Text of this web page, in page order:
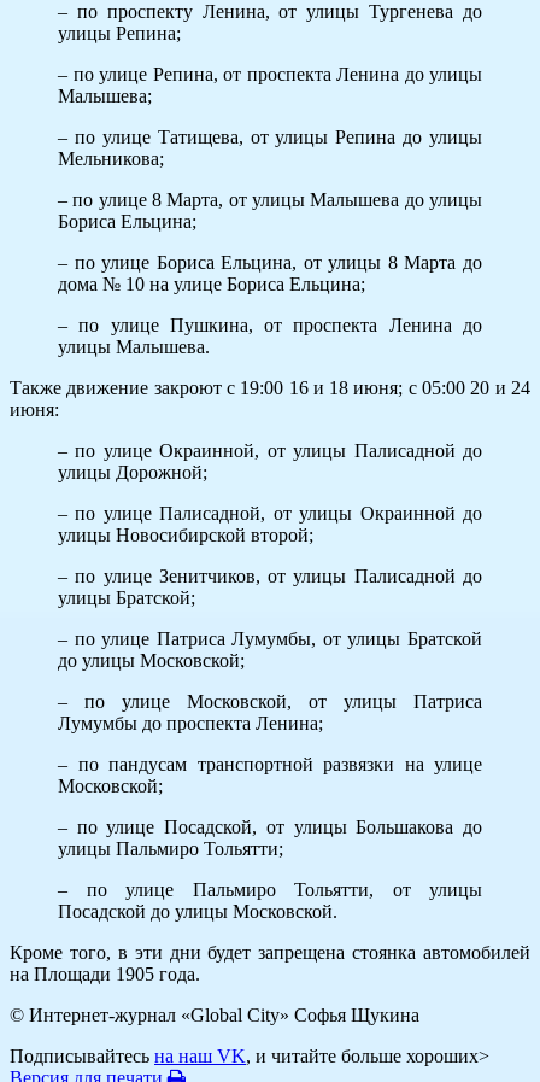
– по проспекту Ленина, от улицы Тургенева до
улицы Репина;
– по улице Репина, от проспекта Ленина до улицы
Малышева;
– по улице Татищева, от улицы Репина до улицы
Мельникова;
– по улице 8 Марта, от улицы Малышева до улицы
Бориса Ельцина;
– по улице Бориса Ельцина, от улицы 8 Марта до
дома № 10 на улице Бориса Ельцина;
– по улице Пушкина, от проспекта Ленина до
улицы Малышева.
Также движение закроют с 19:00 16 и 18 июня; с 05:00 20 и 24
июня:
– по улице Окраинной, от улицы Палисадной до
улицы Дорожной;
– по улице Палисадной, от улицы Окраинной до
улицы Новосибирской второй;
– по улице Зенитчиков, от улицы Палисадной до
улицы Братской;
– по улице Патриса Лумумбы, от улицы Братской
до улицы Московской;
– по улице Московской, от улицы Патриса
Лумумбы до проспекта Ленина;
– по пандусам транспортной развязки на улице
Московской;
– по улице Посадской, от улицы Большакова до
улицы Пальмиро Тольятти;
– по улице Пальмиро Тольятти, от улицы
Посадской до улицы Московской.
Кроме того, в эти дни будет запрещена стоянка автомобилей
на Площади 1905 года.
© Интернет-журнал «Global City» Софья Щукина
Подписывайтесь на наш VK, и читайте больше хороших>